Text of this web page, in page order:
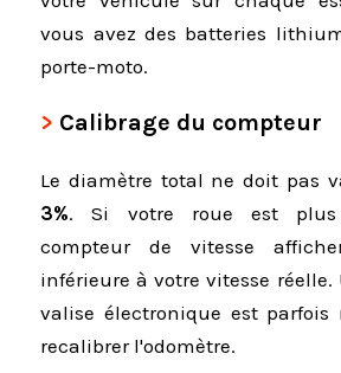
vous avez des batteries
porte-moto.
Calibrage du compteur
Le diamètre total ne doit pas
3%. Si votre roue est plus
compteur de vitesse
inférieure à votre vitesse réelle.
valise électronique est parfois
recalibrer l'odomètre.